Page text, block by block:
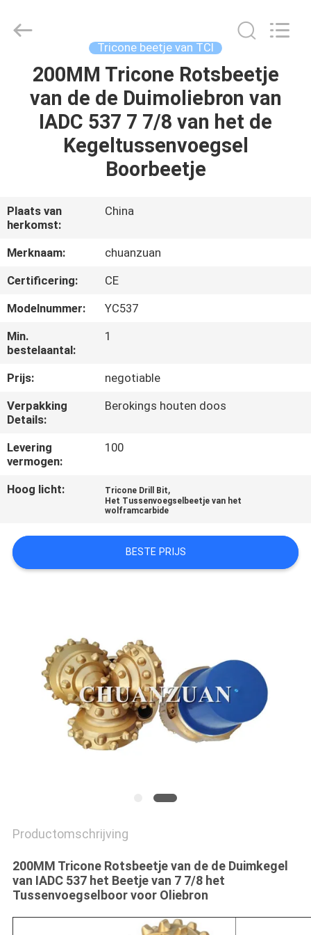
HUIS
PRODUCTEN
ONGEVEER
FABRIEKSREIS
KWALITEITSCONTROLE
CONTACTEER
ONS
VERZOEK
OM
CITAAT
NIEUWS
Leverancier.
Copyright
tcitriconebit.com.
Tricone beetje van TCI
200MM Tricone Rotsbeetje
van de de Duimoliebron van
IADC 537 7 7/8 van het de
Kegeltussenvoegsel
Boorbeetje
Plaats van
herkomst:
China
Merknaam:
chuanzuan
Certificering:
CE
Modelnummer:
YC537
Min.
bestelaantal:
1
Prijs:
negotiable
Verpakking
Details:
Berokings houten doos
Levering
vermogen:
100
Hoog licht: Tricone Drill Bit,
Het Tussenvoegselbeetje van het
wolframcarbide
BESTE PRIJS
Productomschrijving
200MM Tricone Rotsbeetje van de de Duimkegel
van IADC 537 het Beetje van 7 7/8 het
Tussenvoegselboor voor Oliebron